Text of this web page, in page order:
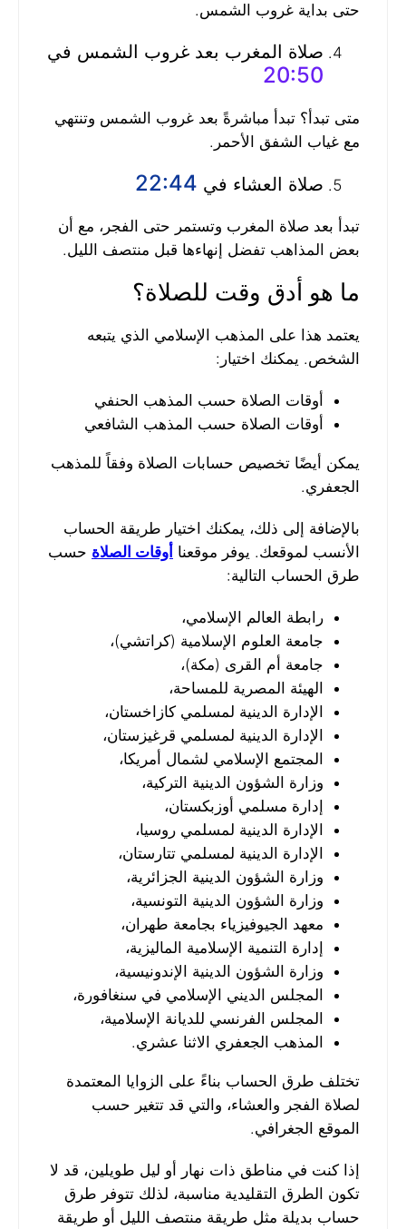
حتى بداية غروب الشمس.
صلاة المغرب بعد غروب الشمس في
20:50
متى تبدأ؟ تبدأ مباشرةً بعد غروب الشمس وتنتهي
مع غياب الشفق الأحمر.
صلاة العشاء في 22:44
تبدأ بعد صلاة المغرب وتستمر حتى الفجر، مع أن
بعض المذاهب تفضل إنهاءها قبل منتصف الليل.
ما هو أدق وقت للصلاة؟
يعتمد هذا على المذهب الإسلامي الذي يتبعه
الشخص. يمكنك اختيار:
أوقات الصلاة حسب المذهب الحنفي
أوقات الصلاة حسب المذهب الشافعي
يمكن أيضًا تخصيص حسابات الصلاة وفقاً للمذهب
الجعفري.
بالإضافة إلى ذلك، يمكنك اختيار طريقة الحساب
الأنسب لموقعك. يوفر موقعنا أوقات الصلاة حسب
طرق الحساب التالية:
رابطة العالم الإسلامي،
جامعة العلوم الإسلامية (كراتشي)،
جامعة أم القرى (مكة)،
الهيئة المصرية للمساحة،
الإدارة الدينية لمسلمي كازاخستان،
الإدارة الدينية لمسلمي قرغيزستان،
المجتمع الإسلامي لشمال أمريكا،
وزارة الشؤون الدينية التركية،
إدارة مسلمي أوزبكستان،
الإدارة الدينية لمسلمي روسيا،
الإدارة الدينية لمسلمي تتارستان،
وزارة الشؤون الدينية الجزائرية،
وزارة الشؤون الدينية التونسية،
معهد الجيوفيزياء بجامعة طهران،
إدارة التنمية الإسلامية الماليزية،
وزارة الشؤون الدينية الإندونيسية،
المجلس الديني الإسلامي في سنغافورة،
المجلس الفرنسي للديانة الإسلامية،
المذهب الجعفري الاثنا عشري.
تختلف طرق الحساب بناءً على الزوايا المعتمدة
لصلاة الفجر والعشاء، والتي قد تتغير حسب
الموقع الجغرافي.
إذا كنت في مناطق ذات نهار أو ليل طويلين، قد لا
تكون الطرق التقليدية مناسبة، لذلك تتوفر طرق
حساب بديلة مثل طريقة منتصف الليل أو طريقة